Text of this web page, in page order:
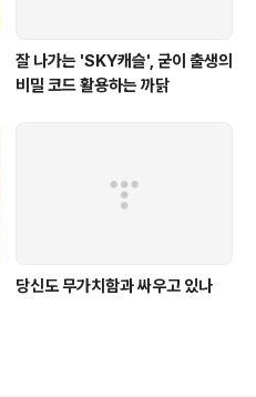
잘 나가는 'SKY캐슬', 굳이 출생의
비밀 코드 활용하는 까닭
당신도 무가치함과 싸우고 있나